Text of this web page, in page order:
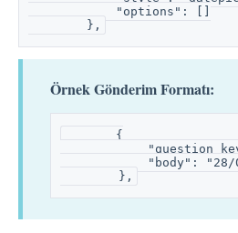
            "options": []
        },
Örnek Gönderim Formatı:
       {
"body": "28/
        },